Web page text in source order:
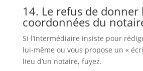
14. Le refus de donner
coordonnées du
Si l’intermédiaire insiste pour
lui-même ou vous propose un «
lieu d’un notaire, fuyez.